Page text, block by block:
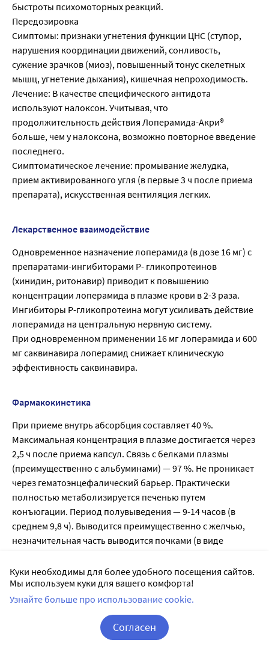
быстроты психомоторных реакций.
Передозировка
Симптомы: признаки угнетения функции ЦНС (ступор,
нарушения координации движений, сонливость,
сужение зрачков (миоз), повышенный тонус скелетных
мышц, угнетение дыхания), кишечная непроходимость.
Лечение: В качестве специфического антидота
используют налоксон. Учитывая, что
продолжительность действия Лоперамида-Акри®
больше, чем у налоксона, возможно повторное введение
последнего.
Симптоматическое лечение: промывание желудка,
прием активированного угля (в первые 3 ч после приема
препарата), искусственная вентиляция легких.
Лекарственное взаимодействие
Одновременное назначение лоперамида (в дозе 16 мг) с
препаратами-ингибиторами Р- гликопротеинов
(хинидин, ритонавир) приводит к повышению
концентрации лоперамида в плазме крови в 2-3 раза.
Ингибиторы Р-гликопротеина могут усиливать действие
лоперамида на центральную нервную систему.
При одновременном применении 16 мг лоперамида и 600
мг саквинавира лоперамид снижает клиническую
эффективность саквинавира.
Фармакокинетика
При приеме внутрь абсорбция составляет 40 %.
Максимальная концентрация в плазме достигается через
2,5 ч после приема капсул. Связь с белками плазмы
(преимущественно с альбуминами) — 97 %. Не проникает
через гематоэнцефалический барьер. Практически
полностью метаболизируется печенью путем
конъюгации. Период полувыведения — 9-14 часов (в
среднем 9,8 ч). Выводится преимущественно с желчью,
незначительная часть выводится почками (в виде
Показания
— симптоматическое лечение острой и хронической
диареи различного генеза (аллергического,
эмоционального, лекарственного, лучевого);
Куки необходимы для более удобного посещения сайтов.
Мы используем куки для вашего комфорта!
Узнайте больше про использование cookie.
Согласен